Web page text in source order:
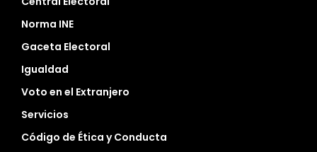
Norma INE
Gaceta Electoral
Igualdad
Voto en el Extranjero
Servicios
Código de Ética y Conducta